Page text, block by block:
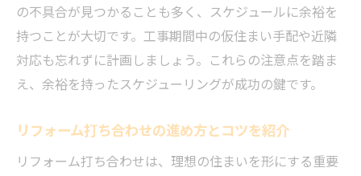
の不具合が見つかることも多く、スケジュールに余裕を
持つことが大切です。工事期間中の仮住まい手配や近隣
対応も忘れずに計画しましょう。これらの注意点を踏ま
え、余裕を持ったスケジューリングが成功の鍵です。
リフォーム打ち合わせの進め方とコツを紹介
リフォーム打ち合わせは、理想の住まいを形にする重要